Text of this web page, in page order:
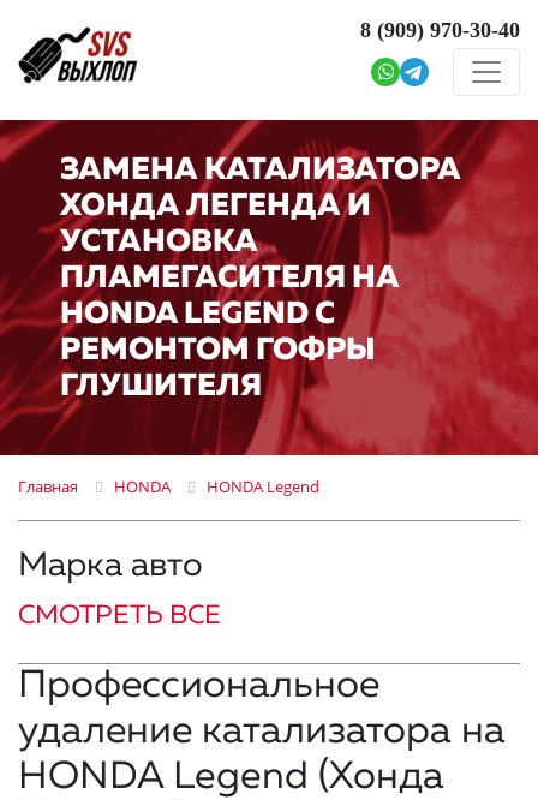
8 (909) 970-30-40
ЗАМЕНА КАТАЛИЗАТОРА
ХОНДА ЛЕГЕНДА И
УСТАНОВКА
ПЛАМЕГАСИТЕЛЯ НА
HONDA LEGEND С
РЕМОНТОМ ГОФРЫ
ГЛУШИТЕЛЯ
Главная HONDA HONDA Legend
Марка авто
СМОТРЕТЬ ВСЕ
Профессиональное
удаление катализатора на
HONDA Legend (Хонда